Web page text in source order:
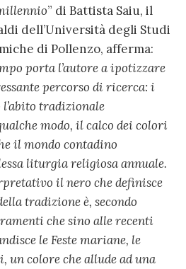
” di Battista Saiu, il
dell’Università degli Studi
di Pollenzo, afferma:
porta l’autore a ipotizzare
percorso di ricerca: i
tradizionale
modo, il calco dei colori
il mondo contadino
liturgia religiosa annuale.
il nero che definisce
tradizione è, secondo
che sino alle recenti
le Feste mariane, le
un colore che allude ad una